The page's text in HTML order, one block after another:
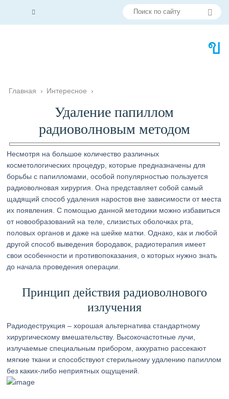
Главная › Интересное ›
Удаление папиллом
радиоволновым методом
Несмотря на большое количество различных
косметологических процедур, которые предназначены для
борьбы с папилломами, особой популярностью пользуется
радиоволновая хирургия. Она представляет собой самый
щадящий способ удаления наростов вне зависимости от места
их появления. С помощью данной методики можно избавиться
от новообразований на теле, слизистых оболочках рта,
половых органов и даже на шейке матки. Однако, как и любой
другой способ выведения бородавок, радиотерапия имеет
свои особенности и противопоказания, о которых нужно знать
до начала проведения операции.
Принцип действия радиоволнового
излучения
Радиодеструкция – хорошая альтернатива стандартному
хирургическому вмешательству. Высокочастотные лучи,
излучаемые специальным прибором, аккуратно рассекают
мягкие ткани и способствуют стерильному удалению папиллом
без каких-либо неприятных ощущений.